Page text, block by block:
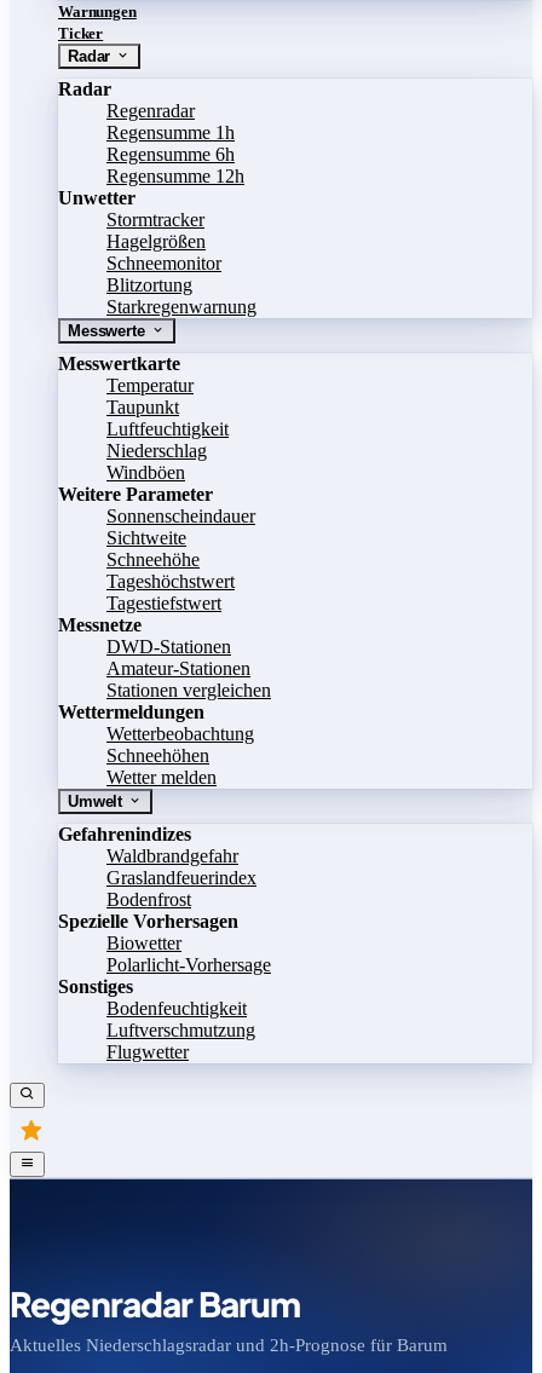
Warnungen
Ticker
Radar
Radar
Regenradar
Regensumme 1h
Regensumme 6h
Regensumme 12h
Unwetter
Stormtracker
Hagelgrößen
Schneemonitor
Blitzortung
Starkregenwarnung
Messwerte
Messwertkarte
Temperatur
Taupunkt
Luftfeuchtigkeit
Niederschlag
Windböen
Weitere Parameter
Sonnenscheindauer
Sichtweite
Schneehöhe
Tageshöchstwert
Tagestiefstwert
Messnetze
DWD-Stationen
Amateur-Stationen
Stationen vergleichen
Wettermeldungen
Wetterbeobachtung
Schneehöhen
Wetter melden
Umwelt
Gefahrenindizes
Waldbrandgefahr
Graslandfeuerindex
Bodenfrost
Spezielle Vorhersagen
Biowetter
Polarlicht-Vorhersage
Sonstiges
Bodenfeuchtigkeit
Luftverschmutzung
Flugwetter
Regenradar Barum
Aktuelles Niederschlagsradar und 2h-Prognose für Barum